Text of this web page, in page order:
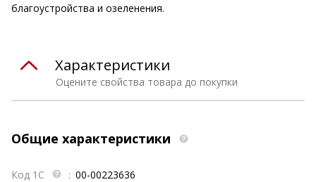
благоустройства и озеленения.
Оцените свойства товара до покупки
Характеристики
Общие характеристики
Код 1С : 00-00223636